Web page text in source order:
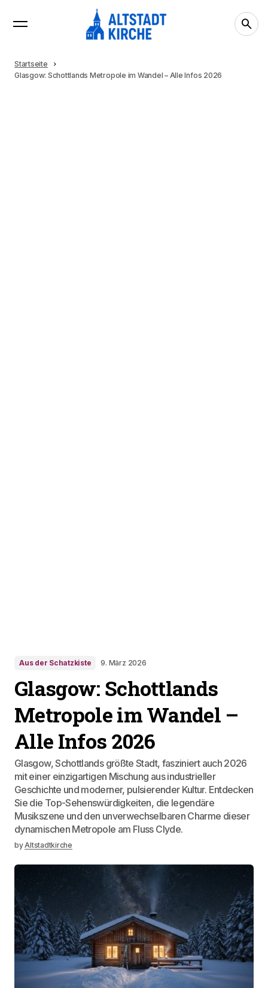
Startseite
Glasgow: Schottlands Metropole im Wandel – Alle Infos 2026
Aus der Schatzkiste 9. März 2026
Glasgow: Schottlands
Metropole im Wandel –
Alle Infos 2026
Glasgow, Schottlands größte Stadt, fasziniert auch 2026
mit einer einzigartigen Mischung aus industrieller
Geschichte und moderner, pulsierender Kultur. Entdecken
Sie die Top-Sehenswürdigkeiten, die legendäre
Musikszene und den unverwechselbaren Charme dieser
dynamischen Metropole am Fluss Clyde.
byAltstadtkirche